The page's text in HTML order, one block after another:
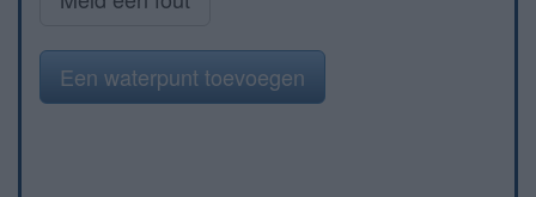
Een waterpunt toevoegen